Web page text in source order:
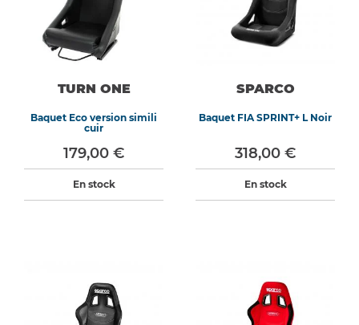
TURN ONE
Baquet Eco version simili
cuir
179,00 €
En stock
SPARCO
Baquet FIA SPRINT+ L Noir
318,00 €
En stock